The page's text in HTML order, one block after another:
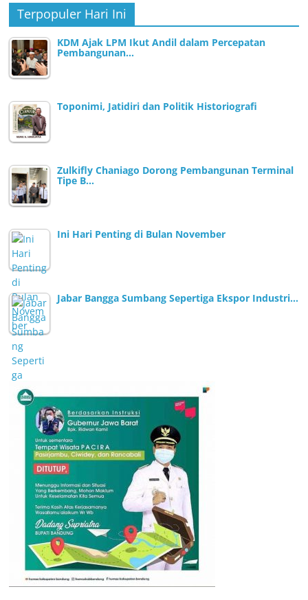
Terpopuler Hari Ini
KDM Ajak LPM Ikut Andil dalam Percepatan
Pembangunan…
Toponimi, Jatidiri dan Politik Historiografi
Zulkifly Chaniago Dorong Pembangunan Terminal
Tipe B…
Ini Hari Penting di Bulan November
Jabar Bangga Sumbang Sepertiga Ekspor Industri…